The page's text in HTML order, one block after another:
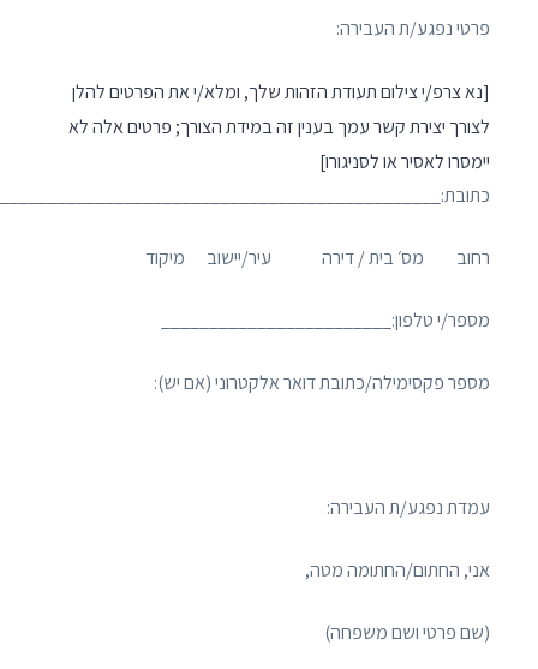
פרטי נפגע/ת העבירה:
[נא צרפ/י צילום תעודת הזהות שלך, ומלא/י את הפרטים להלן
לצורך יצירת קשר עמך בענין זה במידת הצורך; פרטים אלה לא
יימסרו לאסיר או לסניגורו]
רחוב מס׳ בית / דירה עיר/יישוב מיקוד
מספר/י טלפון:________________________
מספר פקסימילה/כתובת דואר אלקטרוני (אם יש):
עמדת נפגע/ת העבירה:
אני, החתום/החתומה מטה,
(שם פרטי ושם משפחה)